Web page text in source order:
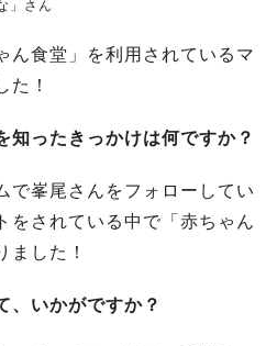
」さん
ん食堂」を利用されているマ
た！
ったきっかけは何ですか？
で峯尾さんをフォローしてい
をされている中で「赤ちゃん
ました！
いかがですか？